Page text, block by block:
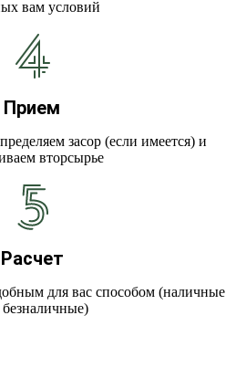
вам условий
Прием
засор (если имеется) и
вторсырье
Расчет
для вас способом (наличные